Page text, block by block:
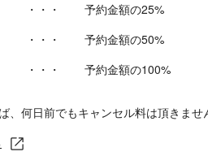
・・・
予約金額の25%
・・・
予約金額の50%
・・・ 予約金額の100%
、何日前でもキャンセル料は頂きませ